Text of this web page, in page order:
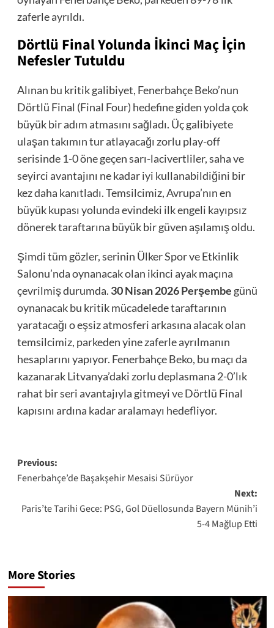
zaferle ayrıldı.
Dörtlü Final Yolunda İkinci Maç İçin
Nefesler Tutuldu
Alınan bu kritik galibiyet, Fenerbahçe Beko’nun
Dörtlü Final (Final Four) hedefine giden yolda çok
büyük bir adım atmasını sağladı. Üç galibiyete
ulaşan takımın tur atlayacağı zorlu play-off
serisinde 1-0 öne geçen sarı-lacivertliler, saha ve
seyirci avantajını ne kadar iyi kullanabildiğini bir
kez daha kanıtladı. Temsilcimiz, Avrupa’nın en
büyük kupası yolunda evindeki ilk engeli kayıpsız
dönerek taraftarına büyük bir güven aşılamış oldu.
Şimdi tüm gözler, serinin Ülker Spor ve Etkinlik
Salonu’nda oynanacak olan ikinci ayak maçına
çevrilmiş durumda. 30 Nisan 2026 Perşembe günü
oynanacak bu kritik mücadelede taraftarının
yaratacağı o eşsiz atmosferi arkasına alacak olan
temsilcimiz, parkeden yine zaferle ayrılmanın
hesaplarını yapıyor. Fenerbahçe Beko, bu maçı da
kazanarak Litvanya’daki zorlu deplasmana 2-0’lık
rahat bir seri avantajıyla gitmeyi ve Dörtlü Final
kapısını ardına kadar aralamayı hedefliyor.
Post
navigation
Previous:
Fenerbahçe’de Başakşehir Mesaisi Sürüyor
Next:
Paris’te Tarihi Gece: PSG, Gol Düellosunda Bayern Münih’i
5-4 Mağlup Etti
More Stories